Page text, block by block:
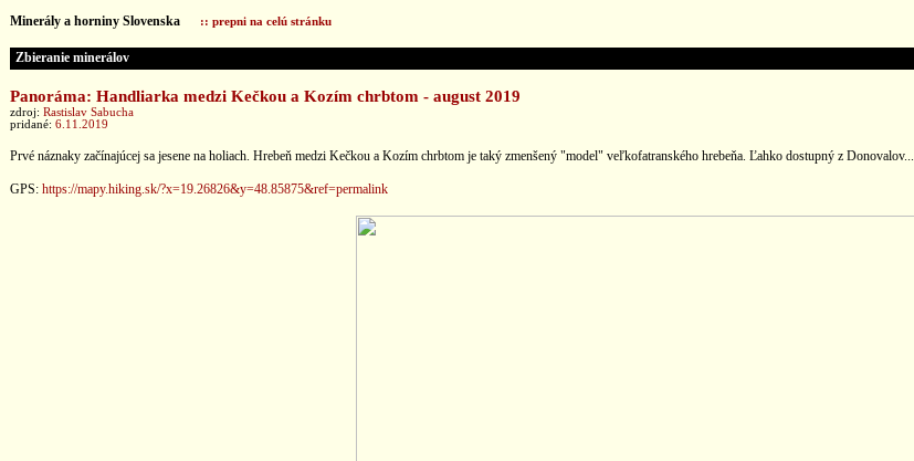
Minerály a horniny Slovenska :: prepni na celú stránku
Zbieranie minerálov
Panoráma: Handliarka medzi Kečkou a Kozím chrbtom - august 2019
zdroj: Rastislav Sabucha
pridané: 6.11.2019
Prvé náznaky začínajúcej sa jesene na holiach. Hrebeň medzi Kečkou a Kozím chrbtom je taký zmenšený "model" veľkofatranského hrebeňa. Ľahko dostupný z Donovalov...
GPS: https://mapy.hiking.sk/?x=19.26826&y=48.85875&ref=permalink